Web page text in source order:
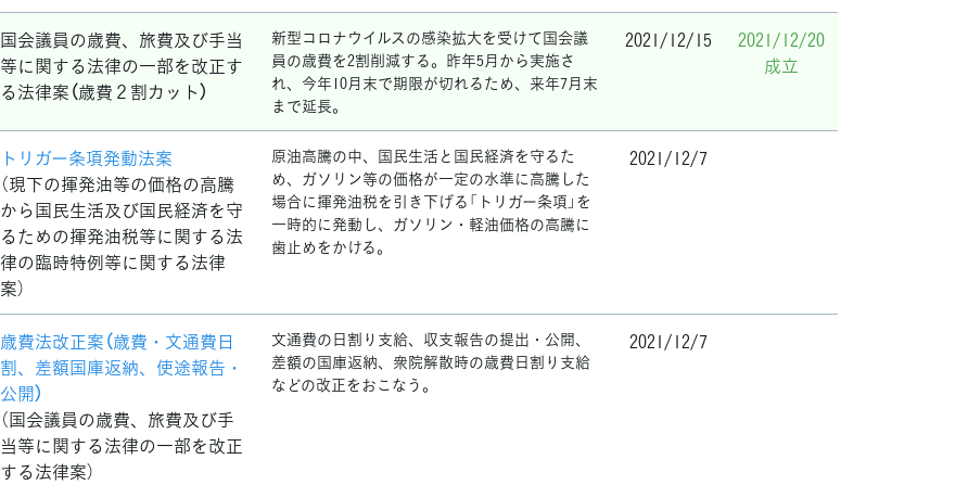
国会議員の歳費、旅費及び手当
等に関する法律の一部を改正す
る法律案（歳費２割カット）
新型コロナウイルスの感染拡大を受けて国会議
員の歳費を2割削減する。昨年5月から実施さ
れ、今年10月末で期限が切れるため、来年7月末
まで延長。
2021/12/15
2021/12/20
成立
トリガー条項発動法案
（現下の揮発油等の価格の高騰
から国民生活及び国民経済を守
るための揮発油税等に関する法
律の臨時特例等に関する法律
案）
原油高騰の中、国民生活と国民経済を守るた
め、ガソリン等の価格が一定の水準に高騰した
場合に揮発油税を引き下げる「トリガー条項」を
一時的に発動し、ガソリン・軽油価格の高騰に
歯止めをかける。
2021/12/7
歳費法改正案（歳費・文通費日
割、差額国庫返納、使途報告・
公開）
（国会議員の歳費、旅費及び手
当等に関する法律の一部を改正
する法律案）
文通費の日割り支給、収支報告の提出・公開、
差額の国庫返納、衆院解散時の歳費日割り支給
などの改正をおこなう。
2021/12/7